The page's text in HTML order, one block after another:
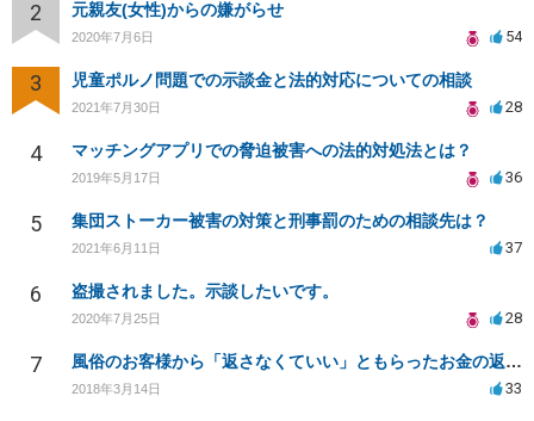
2 元親友(女性)からの嫌がらせ
2020年7月6日 54
3 児童ポルノ問題での示談金と法的対応についての相談
2021年7月30日 28
4 マッチングアプリでの脅迫被害への法的対処法とは？
2019年5月17日 36
5 集団ストーカー被害の対策と刑事罰のための相談先は？
2021年6月11日 37
6 盗撮されました。示談したいです。
2020年7月25日 28
7 風俗のお客様から「返さなくていい」ともらったお金の返済を強要されています
2018年3月14日 33